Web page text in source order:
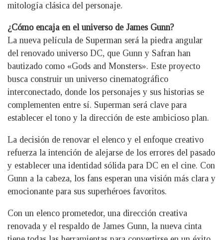
mitología clásica del personaje.
¿Cómo encaja en el universo de James Gunn?
La nueva película de Superman será la piedra angular
del renovado universo DC, que Gunn y Safran han
bautizado como «Gods and Monsters». Este proyecto
busca construir un universo cinematográfico
interconectado, donde los personajes y sus historias se
complementen entre sí. Superman será clave para
establecer el tono y la dirección de este ambicioso plan.
La decisión de renovar el elenco y el enfoque creativo
refuerza la intención de alejarse de los errores del pasado
y establecer una identidad sólida para DC en el cine. Con
Gunn a la cabeza, los fans esperan una visión más clara y
emocionante para sus superhéroes favoritos.
Con un elenco prometedor, una dirección creativa
renovada y el respaldo de James Gunn, la nueva cinta